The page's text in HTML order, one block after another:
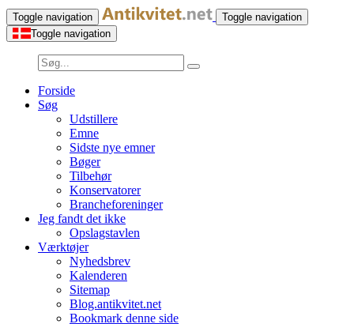
Toggle navigation
Toggle navigation
Toggle navigation
Forside
Søg
Udstillere
Emne
Sidste nye emner
Bøger
Tilbehør
Konservatorer
Brancheforeninger
Jeg fandt det ikke
Opslagstavlen
Værktøjer
Nyhedsbrev
Kalenderen
Sitemap
Blog.antikvitet.net
Bookmark denne side